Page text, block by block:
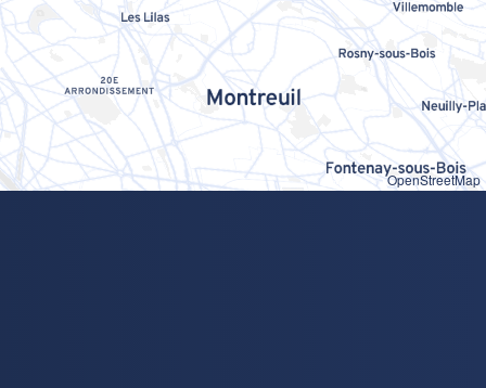
OpenStreetMap